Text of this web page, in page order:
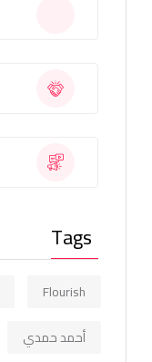
Tags
Flourish
أحمد حمدي